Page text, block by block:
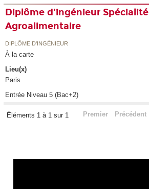
Diplôme d'ingénieur Spécialité
Agroalimentaire
DIPLÔME D'INGÉNIEUR
À la carte
Lieu(x)
Paris
Entrée Niveau 5 (Bac+2)
Éléments 1 à 1 sur 1 Premier Précédent